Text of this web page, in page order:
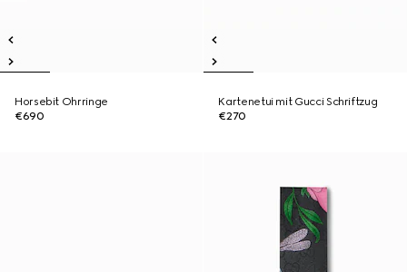
Horsebit Ohrringe
€690
Kartenetui mit Gucci Schriftzug
€270